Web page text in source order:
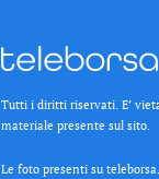
Tutti i diritti riservati. E’
materiale presente sul sito.
Le foto presenti su